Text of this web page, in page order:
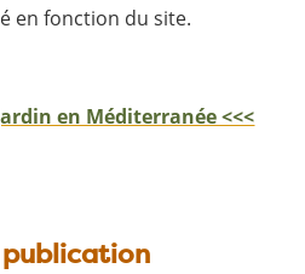
en fonction du site.
en Méditerranée <<<